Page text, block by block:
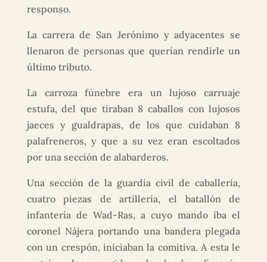
responso.
La carrera de San Jerónimo y adyacentes se
llenaron de personas que querían rendirle un
último tributo.
La carroza fúnebre era un lujoso carruaje
estufa, del que tiraban 8 caballos con lujosos
jaeces y gualdrapas, de los que cuidaban 8
palafreneros, y que a su vez eran escoltados
por una sección de alabarderos.
Una sección de la guardia civil de caballería,
cuatro piezas de artillería, el batallón de
infantería de Wad-Ras, a cuyo mando iba el
coronel Nájera portando una bandera plegada
con un crespón, iniciaban la comitiva. A esta le